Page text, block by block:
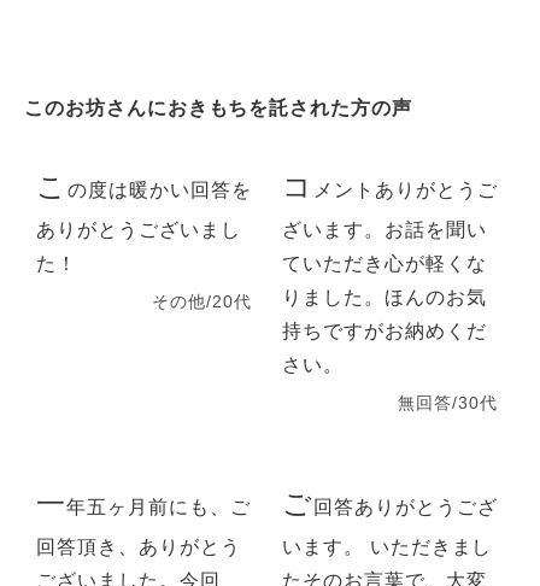
このお坊さんにおきもちを託された方の声
こ の度は暖かい回答を
ありがとうございまし
た！
その他/20代
コ メントありがとうご
ざいます。お話を聞い
ていただき心が軽くな
りました。ほんのお気
持ちですがお納めくだ
さい。
無回答/30代
一年五ヶ月前にも、ご
回答頂き、ありがとう
ございました。今回
ご回答ありがとうござ
います。 いただきまし
たそのお言葉で、大変